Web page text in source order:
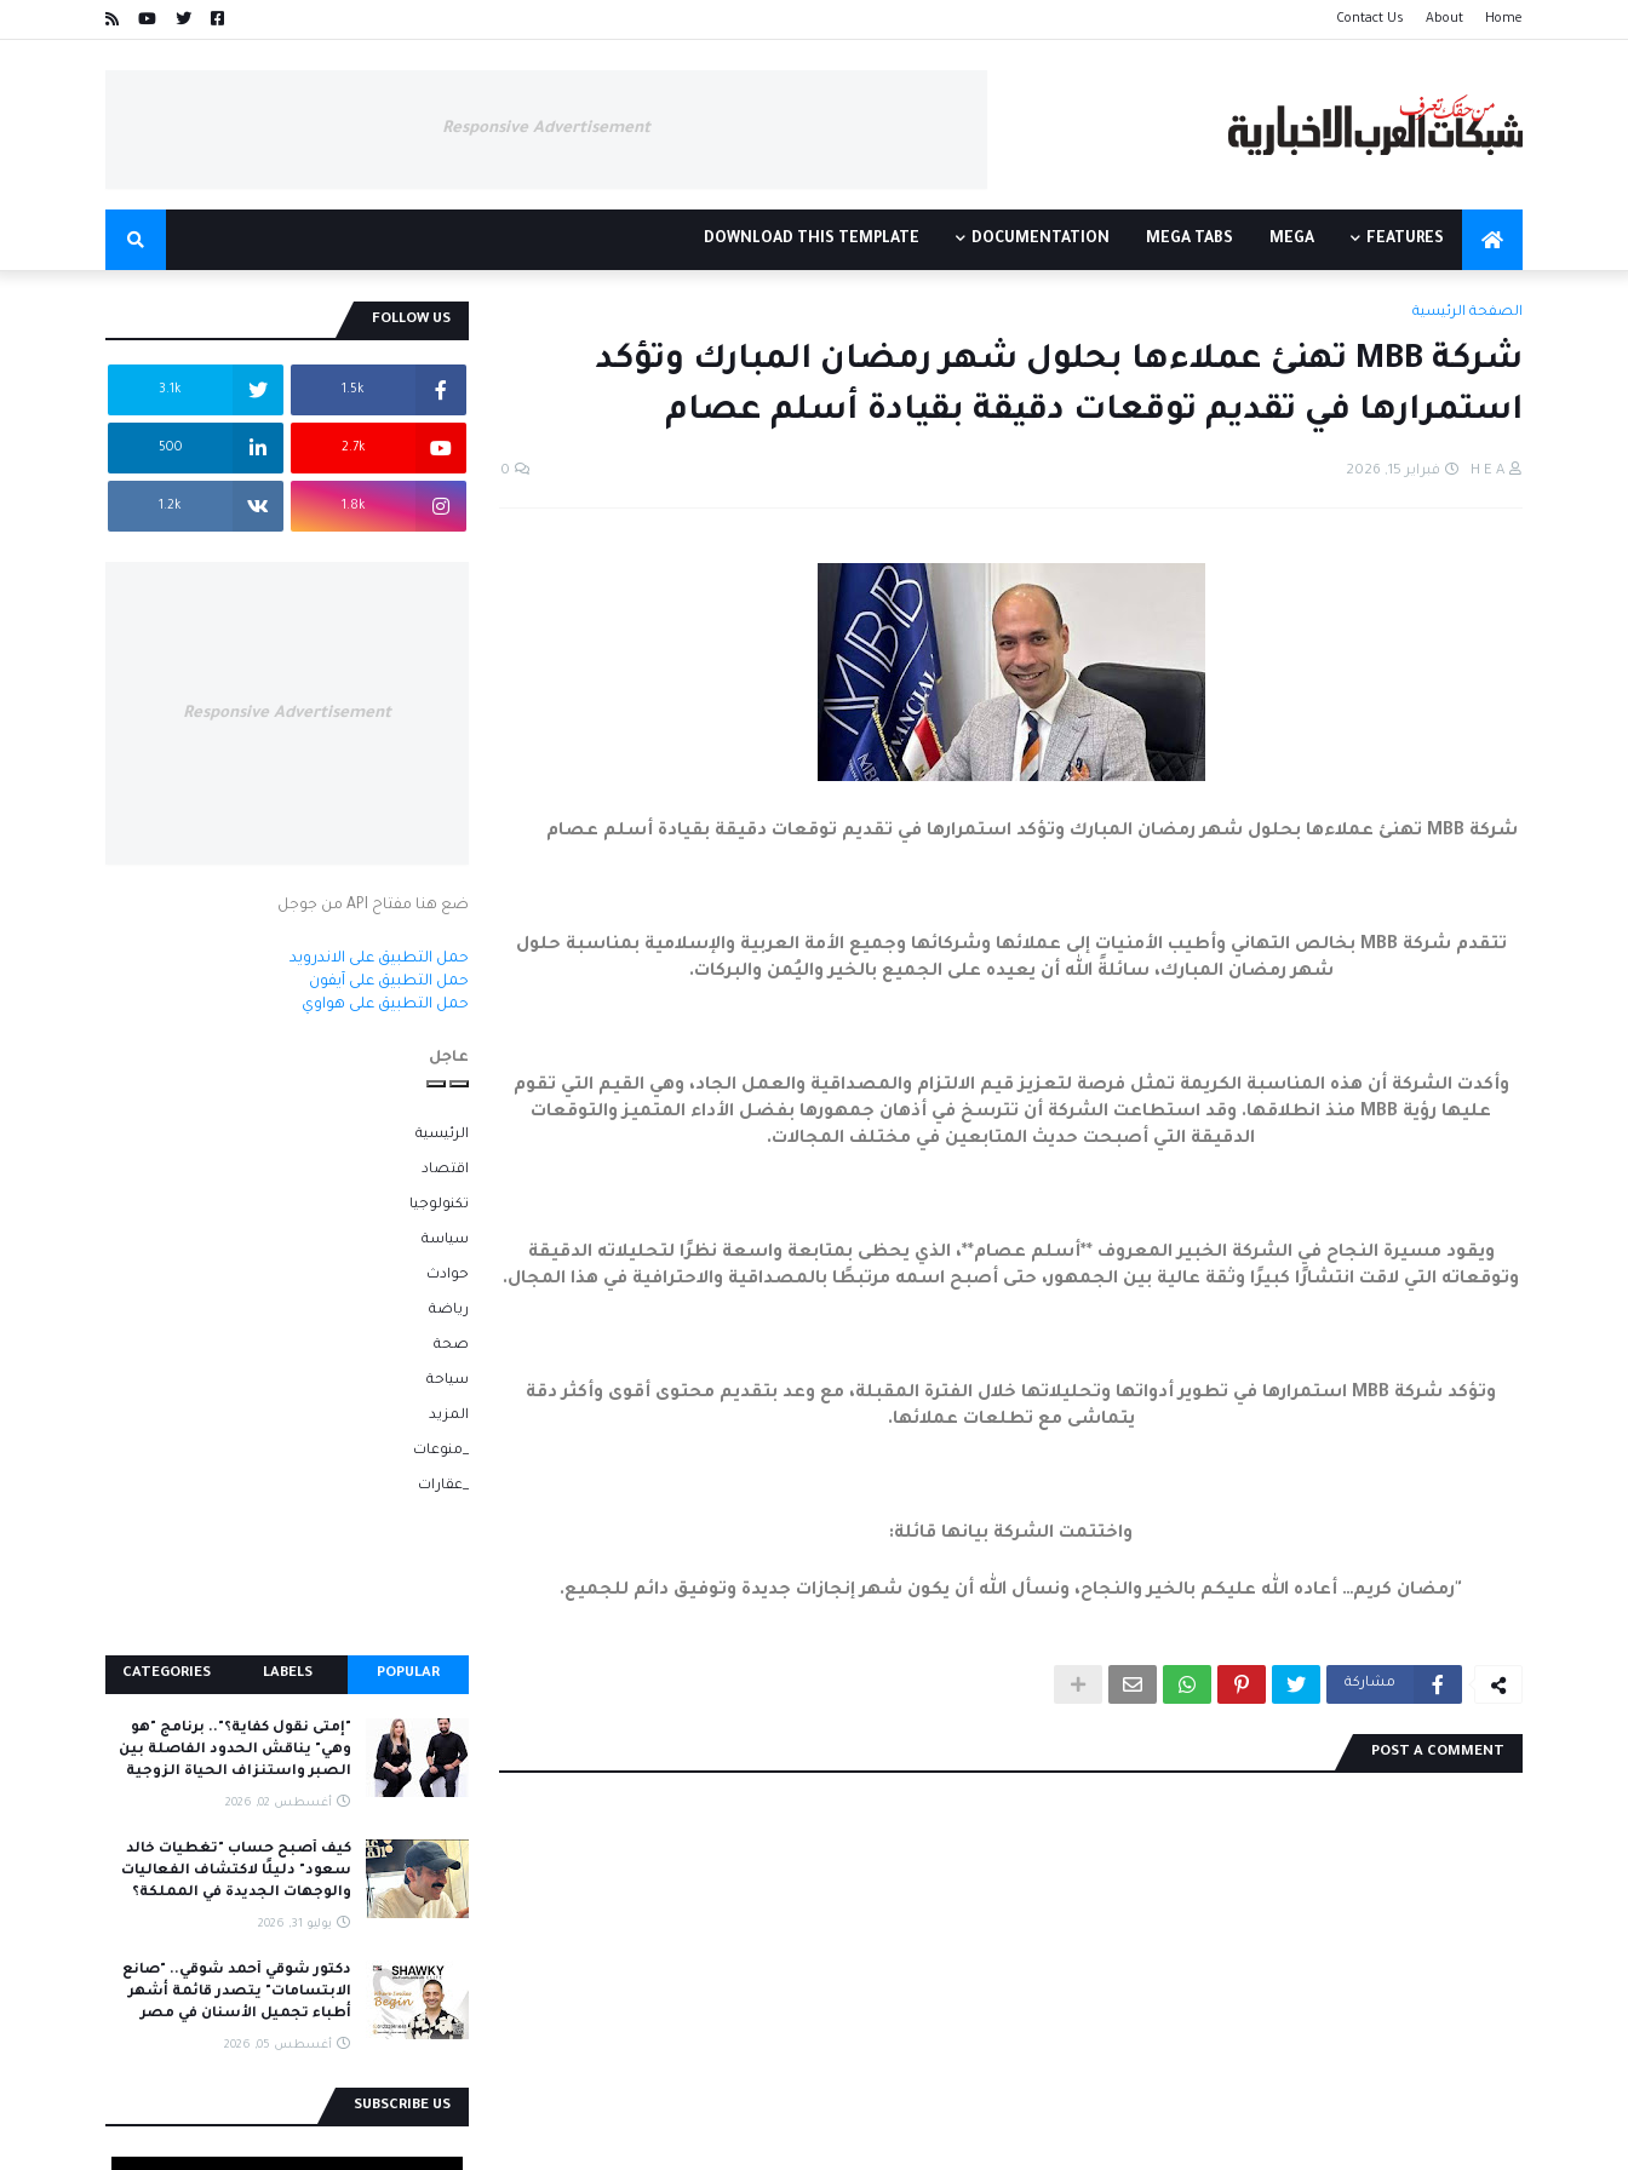
Home
About
Contact Us
Responsive Advertisement
FEATURES
MEGA
MEGA TABS
DOCUMENTATION
DOWNLOAD THIS TEMPLATE
الصفحة الرئيسية
شركة MBB تهنئ عملاءها بحلول شهر رمضان المبارك وتؤكد
استمرارها في تقديم توقعات دقيقة بقيادة أسلم عصام
H E A فبراير 15, 2026 0
شركة MBB تهنئ عملاءها بحلول شهر رمضان المبارك وتؤكد استمرارها في تقديم توقعات دقيقة بقيادة أسلم عصام
تتقدم شركة MBB بخالص التهاني وأطيب الأمنيات إلى عملائها وشركائها وجميع الأمة العربية والإسلامية بمناسبة حلول
شهر رمضان المبارك، سائلةً الله أن يعيده على الجميع بالخير واليُمن والبركات.
وأكدت الشركة أن هذه المناسبة الكريمة تمثل فرصة لتعزيز قيم الالتزام والمصداقية والعمل الجاد، وهي القيم التي تقوم
عليها رؤية MBB منذ انطلاقها. وقد استطاعت الشركة أن تترسخ في أذهان جمهورها بفضل الأداء المتميز والتوقعات
الدقيقة التي أصبحت حديث المتابعين في مختلف المجالات.
ويقود مسيرة النجاح في الشركة الخبير المعروف **أسلم عصام**، الذي يحظى بمتابعة واسعة نظرًا لتحليلاته الدقيقة
وتوقعاته التي لاقت انتشارًا كبيرًا وثقة عالية بين الجمهور، حتى أصبح اسمه مرتبطًا بالمصداقية والاحترافية في هذا المجال.
وتؤكد شركة MBB استمرارها في تطوير أدواتها وتحليلاتها خلال الفترة المقبلة، مع وعد بتقديم محتوى أقوى وأكثر دقة
يتماشى مع تطلعات عملائها.
واختتمت الشركة بيانها قائلة:
"رمضان كريم… أعاده الله عليكم بالخير والنجاح، ونسأل الله أن يكون شهر إنجازات جديدة وتوفيق دائم للجميع.
مشاركة
POST A COMMENT
FOLLOW US
1.5k
3.1k
2.7k
500
1.8k
1.2k
Responsive Advertisement
ضع هنا مفتاح API من جوجل
حمل التطبيق على الاندرويد
حمل التطبيق على آيفون
حمل التطبيق على هواوي
عاجل
الرئيسية
اقتصاد
تكنولوجيا
سياسة
حوادث
رياضة
صحة
سياحة
المزيد
_منوعات
_عقارات
POPULAR
LABELS
CATEGORIES
"إمتى نقول كفاية؟".. برنامج "هو
وهي" يناقش الحدود الفاصلة بين
الصبر واستنزاف الحياة الزوجية
أغسطس 02, 2026
كيف أصبح حساب "تغطيات خالد
سعود" دليلًا لاكتشاف الفعاليات
والوجهات الجديدة في المملكة؟
يوليو 31, 2026
دكتور شوقي أحمد شوقي.. "صانع
الابتسامات" يتصدر قائمة أشهر
أطباء تجميل الأسنان في مصر
أغسطس 05, 2026
SUBSCRIBE US